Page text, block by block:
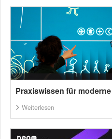
Praxiswissen für
Weiterlesen